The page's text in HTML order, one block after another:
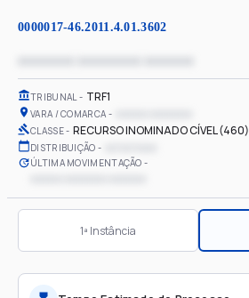
0000017-46.2011.4.01.3602
TRIBUNAL TRF1
VARA / COMARCA
CLASSE RECURSO INOMINADO CÍVEL (460)
DISTRIBUIÇÃO
ÚLTIMA MOVIMENTAÇÃO
1ª Instância